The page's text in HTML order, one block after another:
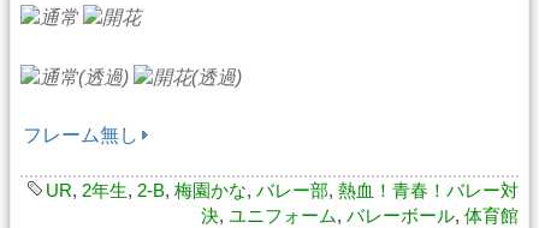
フレーム無し
UR, 2年生, 2-B, 梅園かな, バレー部, 熱血！青春！バレー対
決, ユニフォーム, バレーボール, 体育館